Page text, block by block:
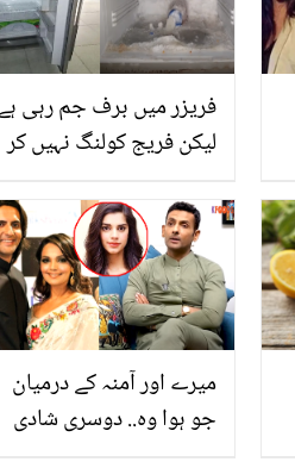
فریزر میں برف جم رہی
لیکن فریج کولنگ نہیں کر
گھر بیٹھے حل کرنے کا
طریقہ
میرے اور آمنہ کے درمیان
جو ہوا وہ.. دوسری شادی